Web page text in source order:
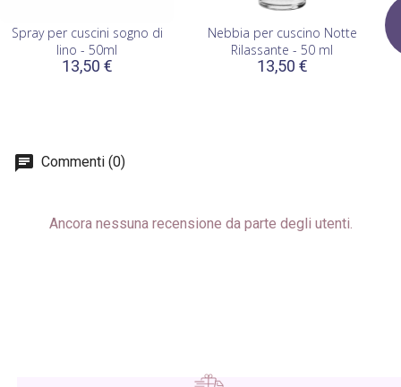
Spray per cuscini sogno di
lino - 50ml
13,50 €
Nebbia per cuscino Notte
Rilassante - 50 ml
13,50 €
Commenti (0)
Ancora nessuna recensione da parte degli utenti.